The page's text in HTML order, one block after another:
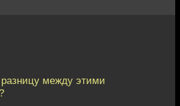
между этими